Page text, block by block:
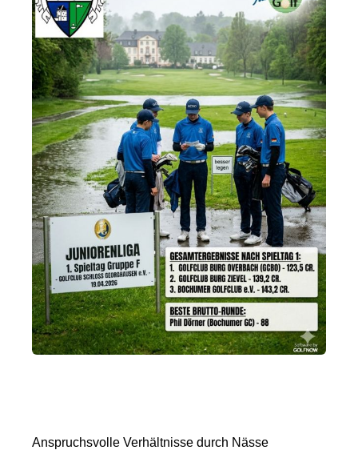
Anspruchsvolle Verhältnisse durch Nässe